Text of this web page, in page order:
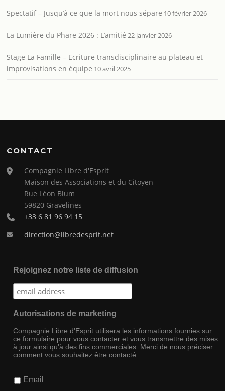
Spectatif – Jusqu’à ce que la mort nous sépare 10 février 2026
La Lumière du Phare 2026 : L’amitié 22 janvier 2026
Stage La Famille – Ecriture transdisciplinaire au plateau et
improvisations en équipe 10 avril 2025
CONTACT
Compagnie Libre d'Esprit
Maison des Associations et du Citoyen
Rue Léon Blum
59820 Gravelines
+33 6 81 96 94 15
direction@libredesprit.net
Rejoignez notre liste de diffusion
Autorisations de marketing
Compagnie Libre d'Esprit utilisera les informations fournies sur
ce formulaire pour vous contacter et vous transmettre des mises
à jour ainsi qu'à des fins commerciales. Merci de nous préciser
comment vous souhaitez être contacté:
Email